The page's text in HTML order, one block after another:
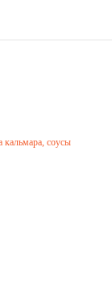
кальмара, соусы